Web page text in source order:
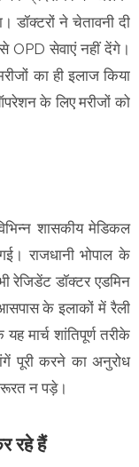
डॉक्टरों ने चेतावनी दी
OPD सेवाएं नहीं देंगे।
का ही इलाज किया
के लिए मरीजों को
शासकीय मेडिकल
राजधानी भोपाल के
रेजिडेंट डॉक्टर एडमिन
के इलाकों में रैली
मार्च शांतिपूर्ण तरीके
पूरी करने का अनुरोध
न पड़े।
रहे हैं